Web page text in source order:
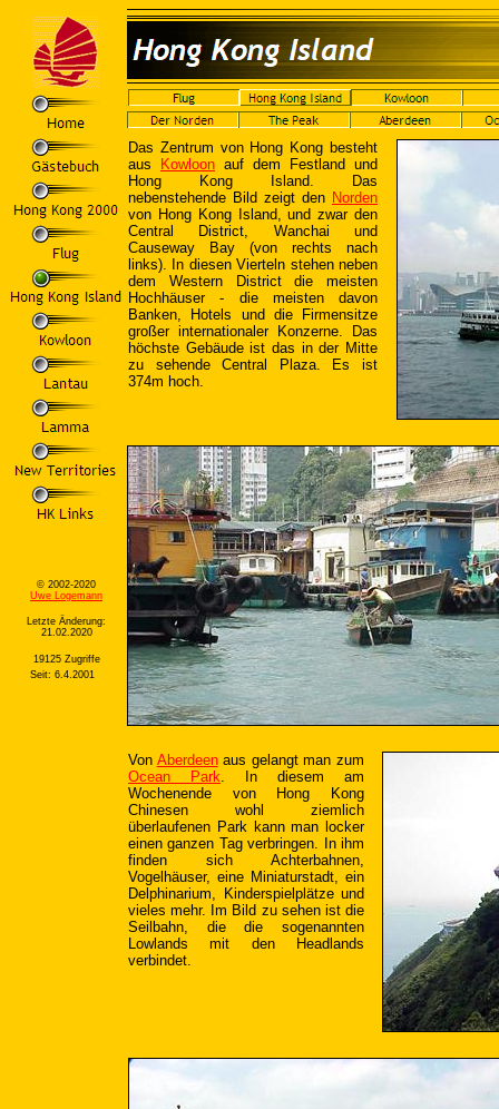
© 2002-2020
Uwe Logemann
Letzte Änderung:
21.02.2020
19125 Zugriffe
Seit: 6.4.2001
Das Zentrum von Hong Kong besteht
aus
Kowloon auf dem Festland und
Hong Kong Island. Das
nebenstehende Bild zeigt den Norden
von Hong Kong Island, und zwar den
Central District, Wanchai und
Causeway Bay (von rechts nach
links). In diesen Vierteln stehen neben
dem Western District die meisten
Hochhäuser - die meisten davon
Banken, Hotels und die Firmensitze
großer internationaler Konzerne. Das
höchste Gebäude ist das in der Mitte
zu sehende Central Plaza. Es ist
374m hoch.
Von Aberdeenaus gelangt man zum
Ocean Park. In diesem am
Wochenende von Hong Kong
Chinesen wohl ziemlich
überlaufenen Park kann man locker
einen ganzen Tag verbringen. In ihm
finden sich Achterbahnen,
Vogelhäuser, eine Miniaturstadt, ein
Delphinarium, Kinderspielplätze und
vieles mehr. Im Bild zu sehen ist die
Seilbahn, die die sogenannten
Lowlands mit den Headlands
verbindet.